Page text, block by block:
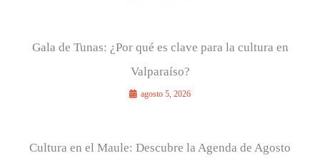
Gala de Tunas: ¿Por qué es clave para la cultura en
Valparaíso?
agosto 5, 2026
Cultura en el Maule: Descubre la Agenda de Agosto